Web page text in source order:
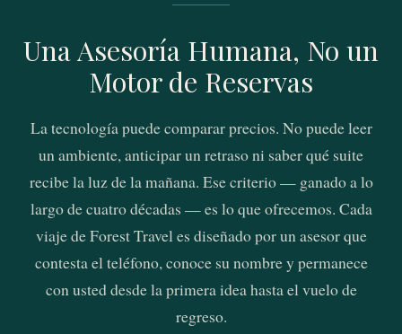
Una Asesoría Humana, No un
Motor de Reservas
La tecnología puede comparar precios. No puede leer
un ambiente, anticipar un retraso ni saber qué suite
recibe la luz de la mañana. Ese criterio — ganado a lo
largo de cuatro décadas — es lo que ofrecemos. Cada
viaje de Forest Travel es diseñado por un asesor que
contesta el teléfono, conoce su nombre y permanece
con usted desde la primera idea hasta el vuelo de
regreso.